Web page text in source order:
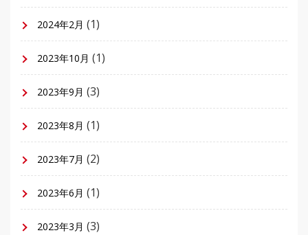
2024年2月 (1)
2023年10月 (1)
2023年9月 (3)
2023年8月 (1)
2023年7月 (2)
2023年6月 (1)
2023年3月 (3)